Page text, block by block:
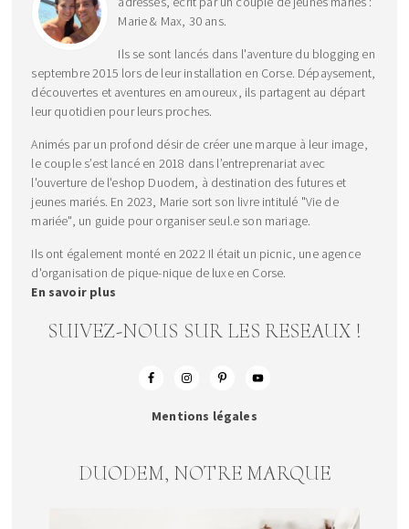
Marie & Max, 30 ans.
Ils se sont lancés dans l'aventure du blogging en
septembre 2015 lors de leur installation en Corse. Dépaysement,
découvertes et aventures en amoureux, ils partagent au départ
leur quotidien pour leurs proches.
Animés par un profond désir de créer une marque à leur image,
le couple s’est lancé en 2018 dans l’entreprenariat avec
l'ouverture de l'eshop Duodem, à destination des futures et
jeunes mariés. En 2023, Marie sort son livre intitulé "Vie de
mariée", un guide pour organiser seul.e son mariage.
Ils ont également monté en 2022 Il était un picnic, une agence
d'organisation de pique-nique de luxe en Corse.
En savoir plus
SUIVEZ-NOUS SUR LES RESEAUX !
Mentions légales
DUODEM, NOTRE MARQUE